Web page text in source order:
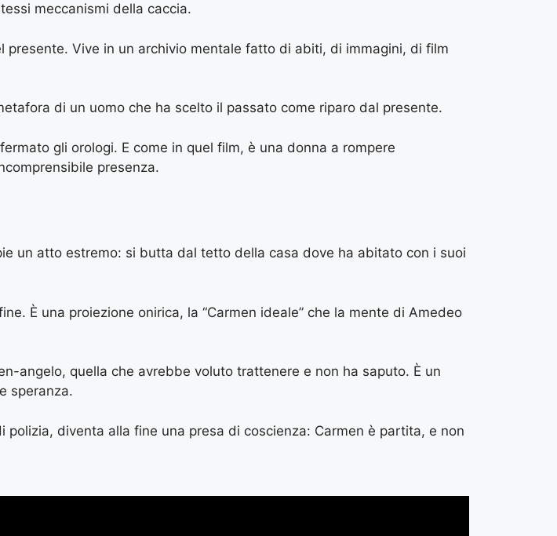
meccanismi della caccia.
presente. Vive in un archivio mentale fatto di abiti, di immagini, di film
di un uomo che ha scelto il passato come riparo dal presente.
gli orologi. E come in quel film, è una donna a rompere
presenza.
un atto estremo: si butta dal tetto della casa dove ha abitato con i suoi
È una proiezione onirica, la “Carmen ideale” che la mente di Amedeo
angelo, quella che avrebbe voluto trattenere e non ha saputo. È un
speranza.
polizia, diventa alla fine una presa di coscienza: Carmen è partita, e non